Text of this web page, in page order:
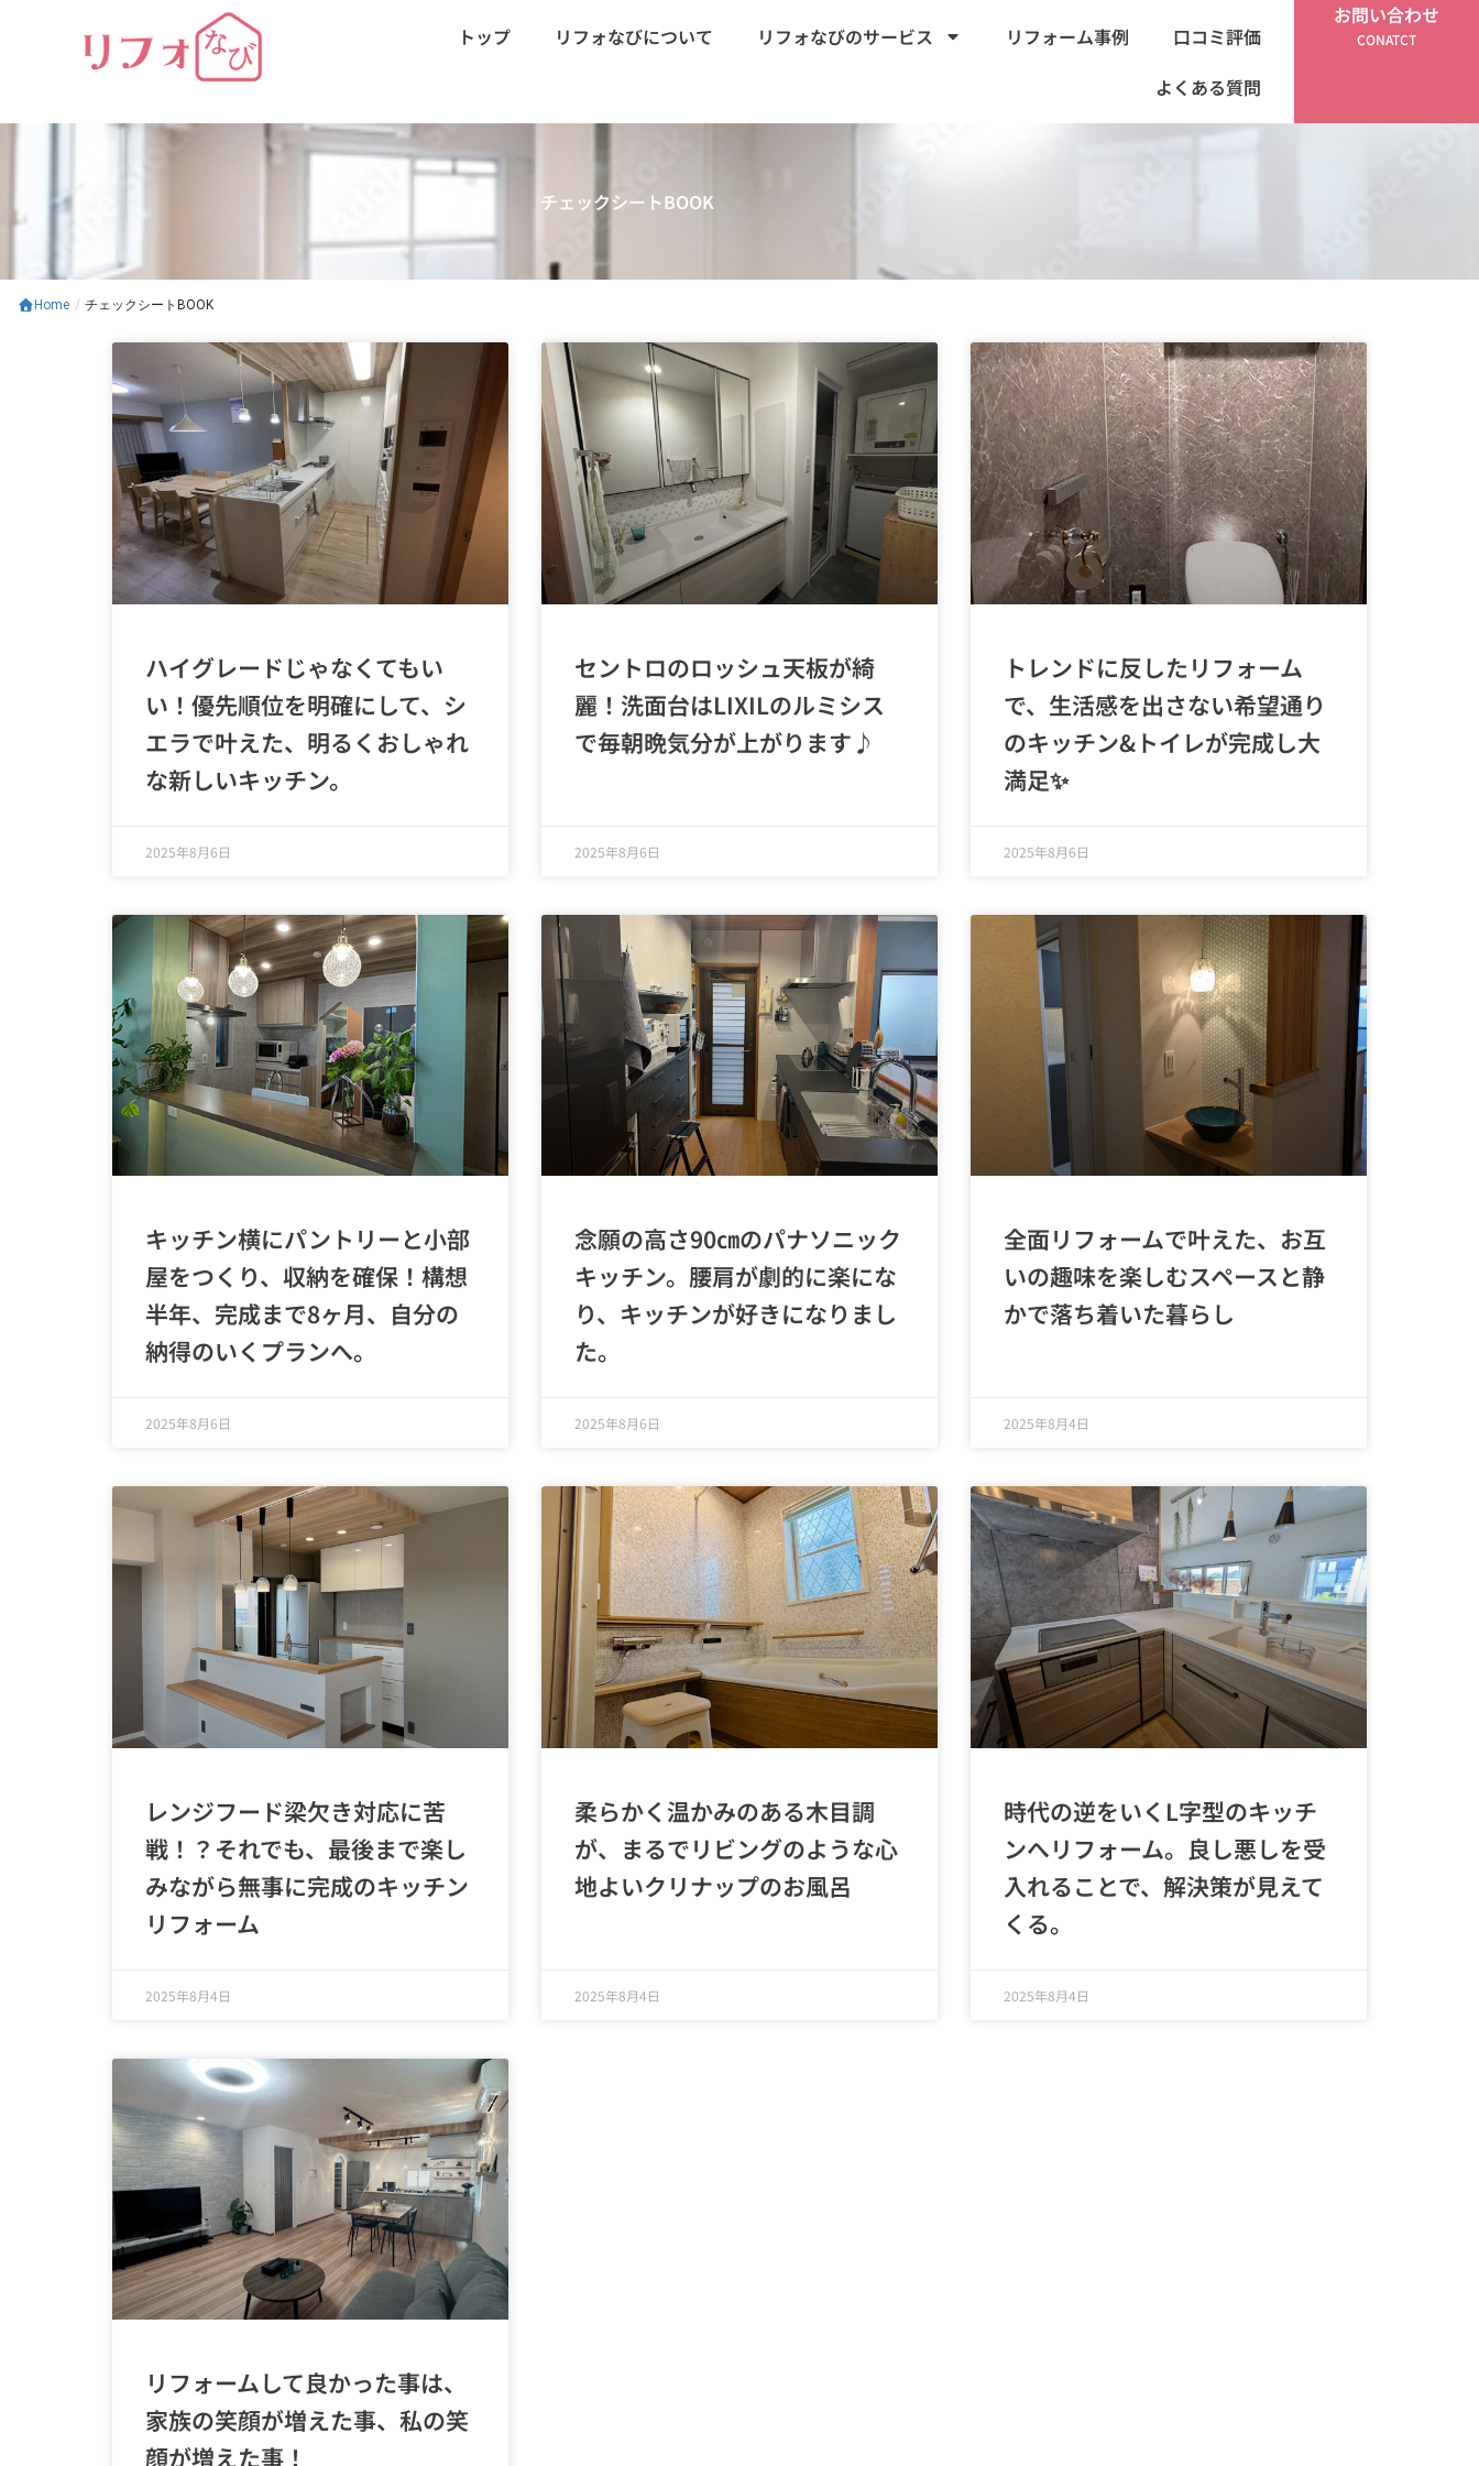
キ
トップ リフォなびについて リフォなびのサービス リフォーム事例
口コミ評価
よくある質問
お問い合わせ
CONATCT
チェックシートBOOK
Home / チェックシートBOOK
ハイグレードじゃなくてもい
い！優先順位を明確にして、シ
エラで叶えた、明るくおしゃれ
な新しいキッチン。
2025年8月6日
セントロのロッシュ天板が綺
麗！洗面台はLIXILのルミシス
で毎朝晩気分が上がります♪
2025年8月6日
トレンドに反したリフォーム
で、生活感を出さない希望通り
のキッチン&トイレが完成し大
満足✨
2025年8月6日
キッチン横にパントリーと小部
屋をつくり、収納を確保！構想
半年、完成まで8ヶ月、自分の
納得のいくプランへ。
2025年8月6日
念願の高さ90㎝のパナソニック
キッチン。腰肩が劇的に楽にな
り、キッチンが好きになりまし
た。
2025年8月6日
全面リフォームで叶えた、お互
いの趣味を楽しむスペースと静
かで落ち着いた暮らし
2025年8月4日
レンジフード梁欠き対応に苦
戦！？それでも、最後まで楽し
みながら無事に完成のキッチン
リフォーム
2025年8月4日
柔らかく温かみのある木目調
が、まるでリビングのような心
地よいクリナップのお風呂
2025年8月4日
時代の逆をいくL字型のキッチ
ンへリフォーム。良し悪しを受
入れることで、解決策が見えて
くる。
2025年8月4日
リフォームして良かった事は、
家族の笑顔が増えた事、私の笑
顔が増えた事！
ー
ジ
ー
ジ